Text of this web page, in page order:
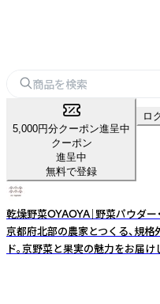
5,000円分クーポン進呈中
クーポン
進呈中
無料で登録
ロ
乾燥野菜OYAOYA｜野菜パウダ
京都府北部の農家とつくる、規
ド。京野菜と果実の魅力をお届け